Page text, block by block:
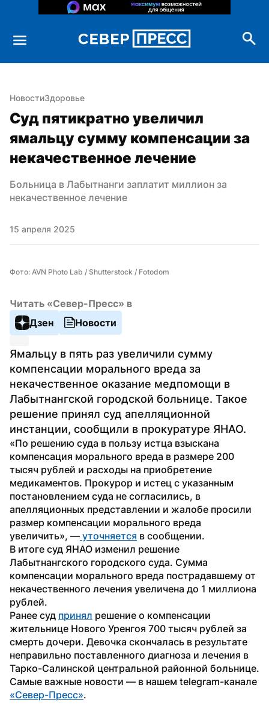
НовостиЗдоровье
Суд пятикратно увеличил
ямальцу сумму компенсации за
некачественное лечение
Больница в Лабытнанги заплатит миллион за
некачественное лечение
15 апреля 2025
Фото: AVN Photo Lab / Shutterstock / Fotodom
Читать «Север-Пресс» в
Дзен
Новости
Ямальцу в пять раз увеличили сумму
компенсации морального вреда за
некачественное оказание медпомощи в
Лабытнангской городской больнице. Такое
решение принял суд апелляционной
инстанции, сообщили в прокуратуре ЯНАО.
«По решению суда в пользу истца взыскана
компенсация морального вреда в размере 200
тысяч рублей и расходы на приобретение
медикаментов. Прокурор и истец с указанным
постановлением суда не согласились, в
апелляционных представлении и жалобе просили
размер компенсации морального вреда
увеличить», — уточняется в сообщении.
В итоге суд ЯНАО изменил решение
Лабытнангского городского суда. Сумма
компенсации морального вреда пострадавшему от
некачественного лечения увеличена до 1 миллиона
рублей.
Ранее суд принял решение о компенсации
жительнице Нового Уренгоя 700 тысяч рублей за
смерть дочери. Девочка скончалась в результате
неправильно поставленного диагноза и лечения в
«Север-Пресс».